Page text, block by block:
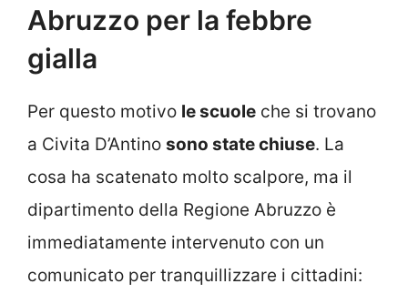
Abruzzo per la febbre
gialla
Per questo motivo le scuole che si trovano
a Civita D’Antino sono state chiuse. La
cosa ha scatenato molto scalpore, ma il
dipartimento della Regione Abruzzo è
immediatamente intervenuto con un
comunicato per tranquillizzare i cittadini: